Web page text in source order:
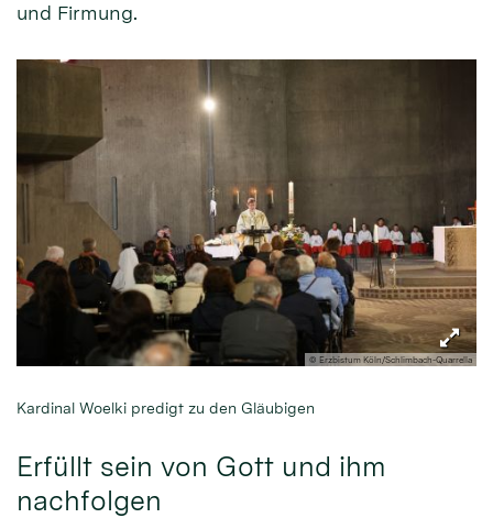
und Firmung.
© Erzbistum Köln/Schlimbach-Quarrella
Kardinal Woelki predigt zu den Gläubigen
Erfüllt sein von Gott und ihm
nachfolgen